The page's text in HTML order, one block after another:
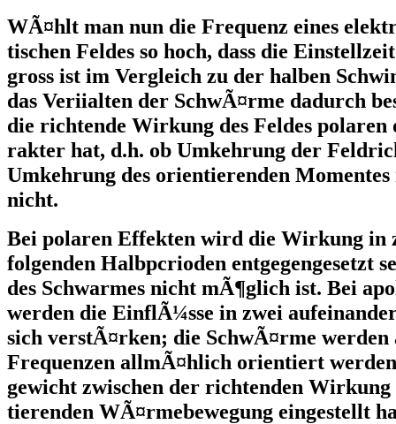
WÃ¤hlt man nun die Frequenz eines
tischen Feldes so hoch, dass die
gross ist im Vergleich zu der halben
das Veriialten der SchwÃ¤rme dadurch
die richtende Wirkung des Feldes polaren
rakter hat, d.h. ob Umkehrung der
Umkehrung des orientierenden
nicht.
Bei polaren Effekten wird die Wirkung in
folgenden Halbpcrioden entgegengesetzt
des Schwarmes nicht mÃ¶glich ist. Bei
werden die EinflÃ¼sse in zwei
sich verstÃ¤rken; die SchwÃ¤rme werden
Frequenzen allmÃ¤hlich orientiert
gewicht zwischen der richtenden
tierenden WÃ¤rmebewegung eingestellt